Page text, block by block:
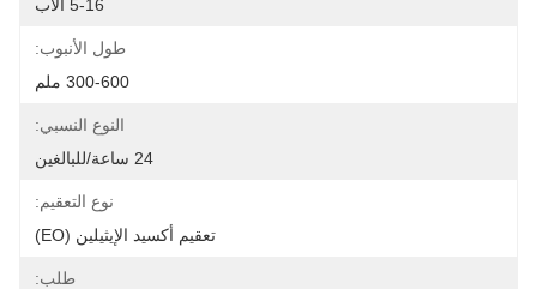
5-16 الاب
طول الأنبوب:
300-600 ملم
النوع النسبي:
24 ساعة/للبالغين
نوع التعقيم:
تعقيم أكسيد الإيثيلين (EO)
طلب: